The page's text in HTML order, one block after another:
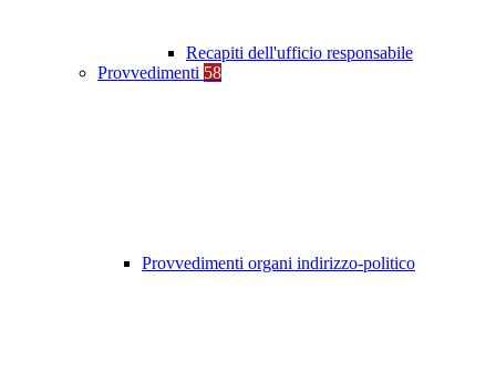
Recapiti dell'ufficio responsabile
Provvedimenti 58
Provvedimenti organi indirizzo-politico